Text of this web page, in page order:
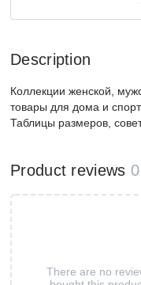
Description
Коллекции женской,
товары для дома и
Таблицы размеров,
Product reviews 0
There are no